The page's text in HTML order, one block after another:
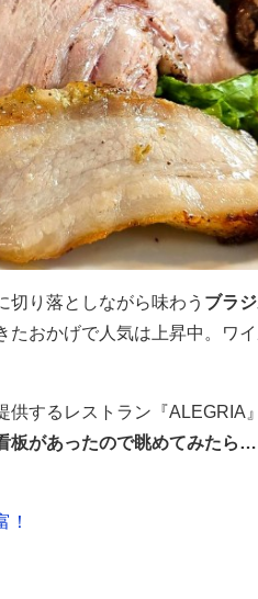
切り落としながら味わう ブラ
たおかげで人気は上昇中。ワ
供するレストラン『ALEGRIA
板があったので眺めてみたら
！